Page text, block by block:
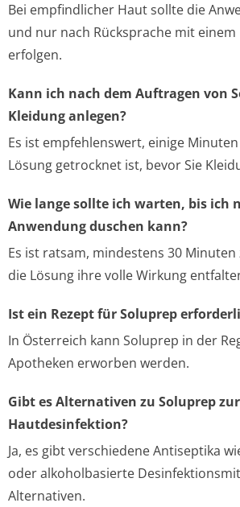
Bei empfindlicher Haut sollte die
und nur nach Rücksprache mit
erfolgen.
Kann ich nach dem Auftragen von
Kleidung anlegen?
Es ist empfehlenswert, einige
Lösung getrocknet ist, bevor Sie
Wie lange sollte ich warten, bis ich
Anwendung duschen kann?
Es ist ratsam, mindestens 30
die Lösung ihre volle Wirkung
Ist ein Rezept für Soluprep
In Österreich kann Soluprep in der
Apotheken erworben werden.
Gibt es Alternativen zu Soluprep zur
Hautdesinfektion?
Ja, es gibt verschiedene Antiseptika
oder alkoholbasierte
Alternativen.